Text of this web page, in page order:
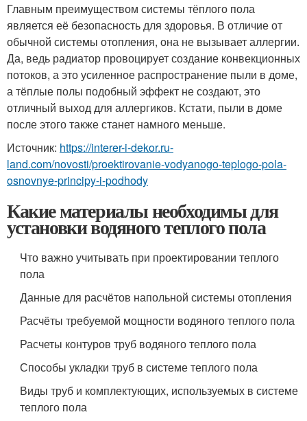
Главным преимуществом системы тёплого пола
является её безопасность для здоровья. В отличие от
обычной системы отопления, она не вызывает аллергии.
Да, ведь радиатор провоцирует создание конвекционных
потоков, а это усиленное распространение пыли в доме,
а тёплые полы подобный эффект не создают, это
отличный выход для аллергиков. Кстати, пыли в доме
после этого также станет намного меньше.
Источник: https://interer-i-dekor.ru-
land.com/novosti/proektirovanie-vodyanogo-teplogo-pola-
osnovnye-principy-i-podhody
Какие материалы необходимы для
установки водяного теплого пола
Что важно учитывать при проектировании теплого
пола
Данные для расчётов напольной системы отопления
Расчёты требуемой мощности водяного теплого пола
Расчеты контуров труб водяного теплого пола
Способы укладки труб в системе теплого пола
Виды труб и комплектующих, используемых в системе
теплого пола